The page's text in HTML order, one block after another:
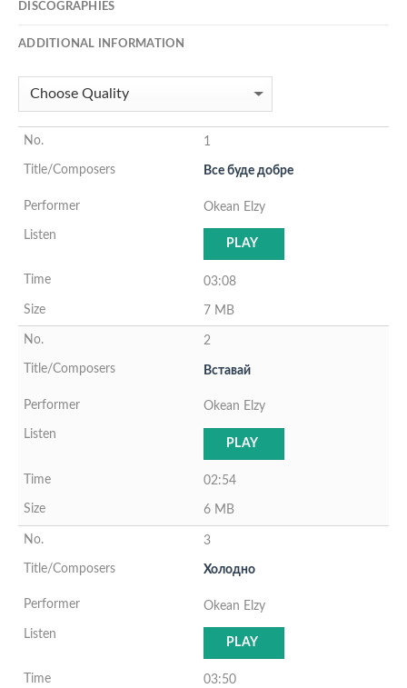
DISCOGRAPHIES
ADDITIONAL INFORMATION
1
Все буде добре
Okean Elzy
PLAY
03:08
7 MB
2
Вставай
Okean Elzy
PLAY
02:54
6 MB
3
Холодно
Okean Elzy
PLAY
03:50